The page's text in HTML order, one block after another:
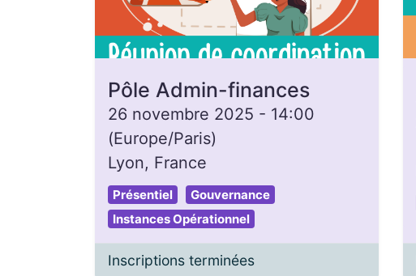
Pôle Admin-finances
26 novembre 2025 - 14:00
(Europe/Paris)
Lyon, France
Présentiel
Gouvernance
Instances Opérationnel
Inscriptions terminées